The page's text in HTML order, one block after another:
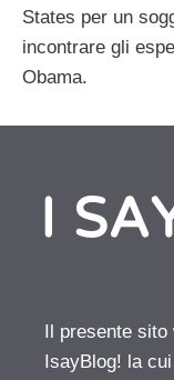
States per un
incontrare gli
Obama.
Il presente sito
IsayBlog! la